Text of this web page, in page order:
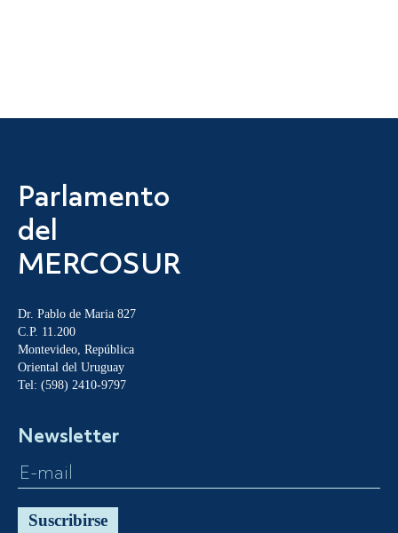
Parlamento
del
MERCOSUR
Dr. Pablo de Maria 827
C.P. 11.200
Montevideo, República
Oriental del Uruguay
Tel: (598) 2410-9797
Newsletter
Suscribirse